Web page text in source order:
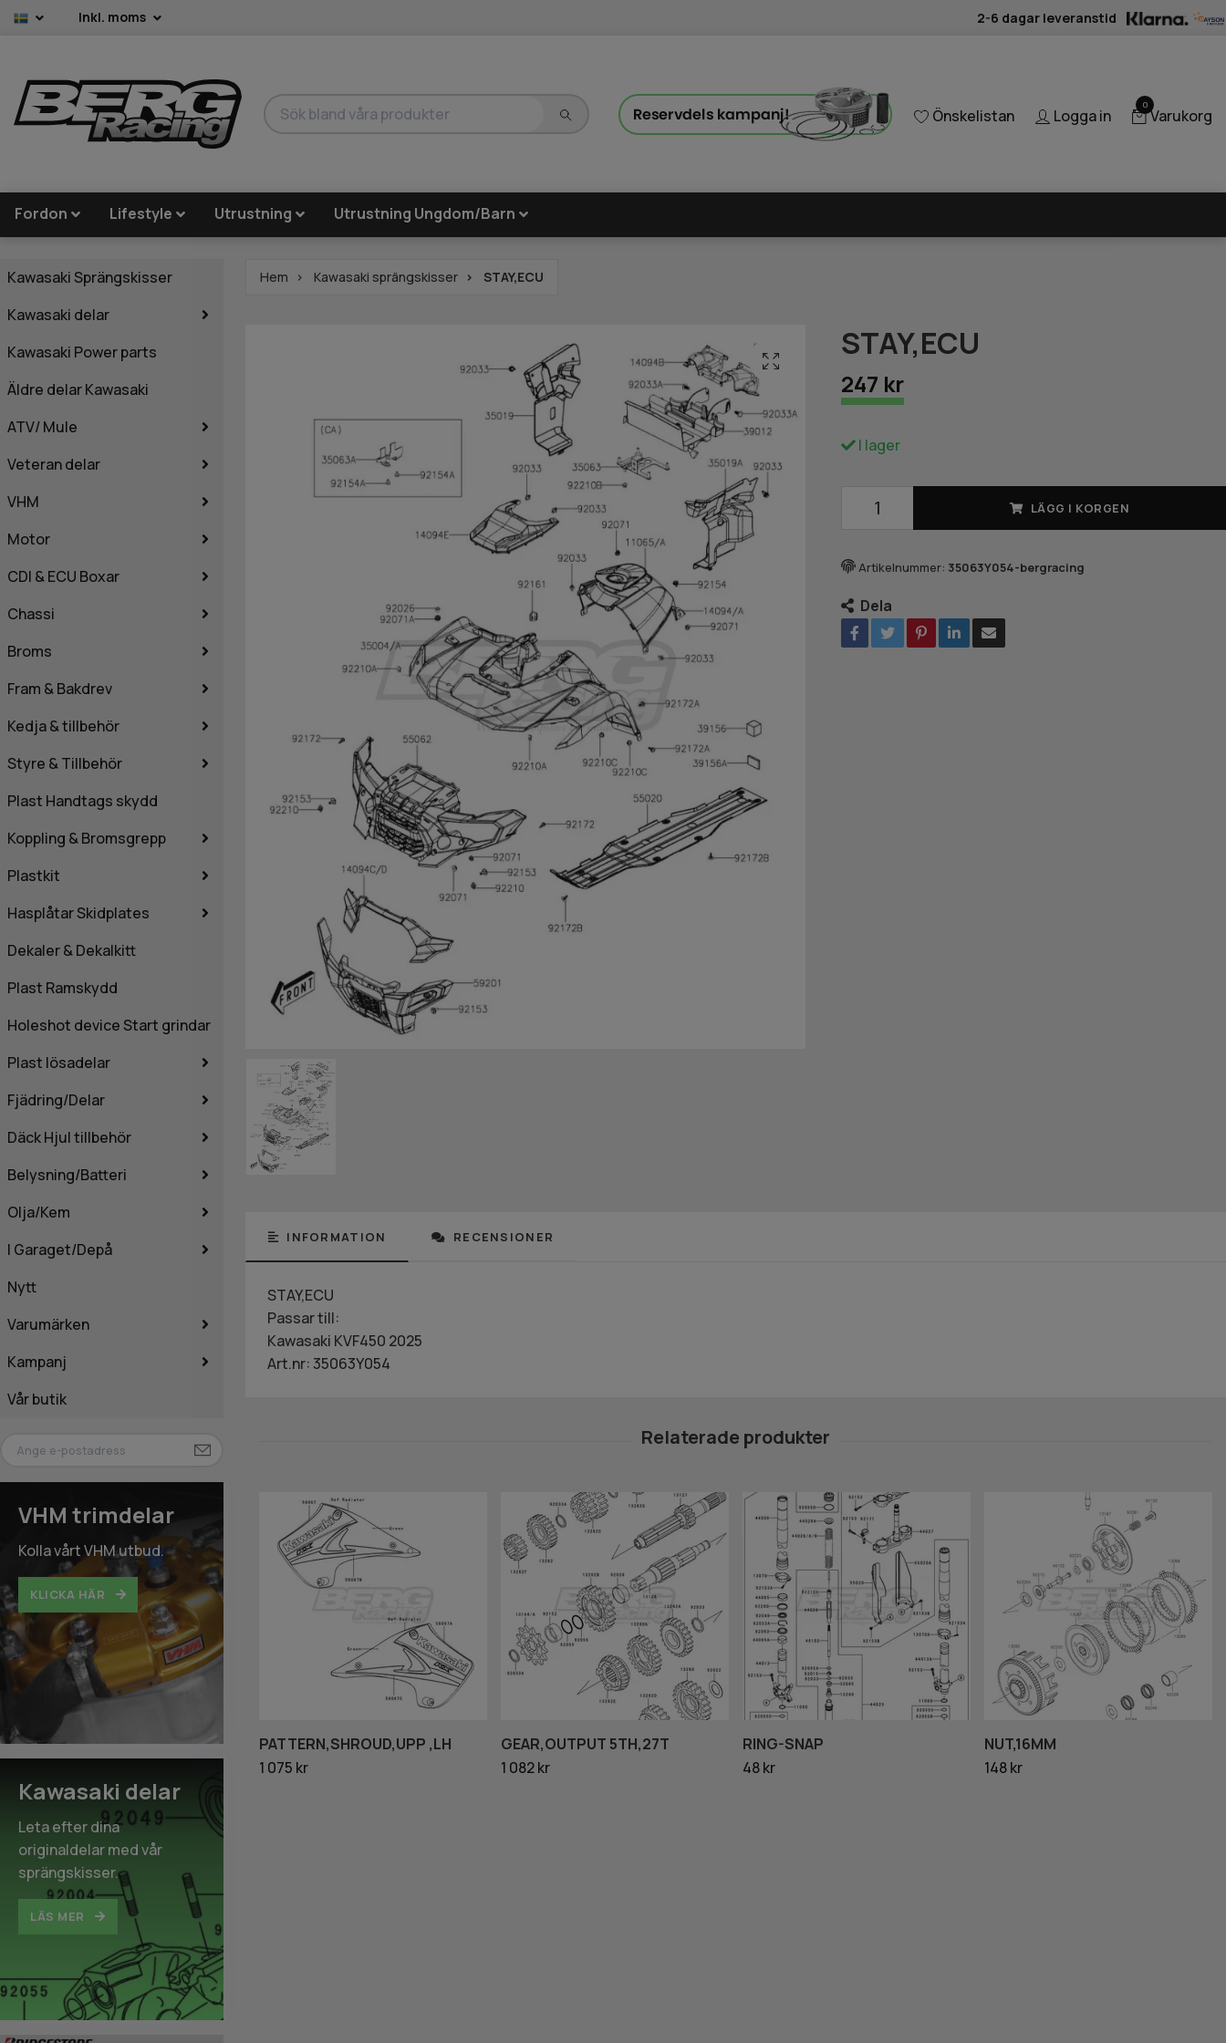
Inkl. moms 2-6 dagar leveranstid
Önskelistan Logga in
0
Varukorg
Fordon Lifestyle Utrustning Utrustning Ungdom/Barn
Kawasaki Sprängskisser
Kawasaki delar
Kawasaki Power parts
Äldre delar Kawasaki
ATV/ Mule
Veteran delar
VHM
Motor
CDI & ECU Boxar
Chassi
Broms
Fram & Bakdrev
Kedja & tillbehör
Styre & Tillbehör
Plast Handtags skydd
Koppling & Bromsgrepp
Plastkit
Hasplåtar Skidplates
Dekaler & Dekalkitt
Plast Ramskydd
Holeshot device Start grindar
Plast lösadelar
Fjädring/Delar
Däck Hjul tillbehör
Belysning/Batteri
Olja/Kem
I Garaget/Depå
Nytt
Varumärken
Kampanj
Vår butik
VHM trimdelar
Kolla vårt VHM utbud.
KLICKA HÄR
Kawasaki delar
Leta efter dina
originaldelar med vår
sprängskisser.
LÄS MER
Hem Kawasaki sprängskisser STAY,ECU
STAY,ECU
247 kr
I lager
LÄGG I KORGEN
Artikelnummer: 35063Y054-bergracing
Dela
INFORMATION RECENSIONER
STAY,ECU
Passar till:
Kawasaki KVF450 2025
Art.nr: 35063Y054
PATTERN,SHROUD,UPP ,LH
1 075 kr
GEAR,OUTPUT 5TH,27T
1 082 kr
RING-SNAP
48 kr
NUT,16MM
148 kr